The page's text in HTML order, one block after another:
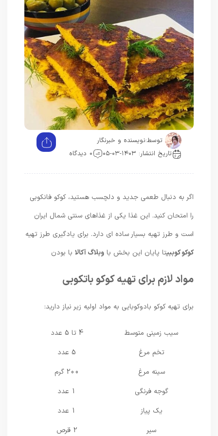
توسط: نویسنده و خبرنگار
تاریخ انتشار: ۱۴۰۳-۰۳-۰۵
0 دیدگاه
اگر به دنبال طعمی جدید و دلچسب هستید، کوکو فانکوبی
را امتحان کنید. این غذا یکی از غذاهای سنتی شمال ایران
است و طرز تهیه بسیار ساده ای دارد. برای یادگیری طرز تهیه
کوکو کوببیتا پایان این بخش باوبلاگ آکالابا بودن
مواد لازم برای تهیه کوکو باتکوبی
برای تهیه کوکو بادوکوبایی به مواد اولیه زیر نیاز دارید:
سیب زمینی متوسط
تخم مرغ
سینه مرغ
گوجه فرنگی
یک پیاز